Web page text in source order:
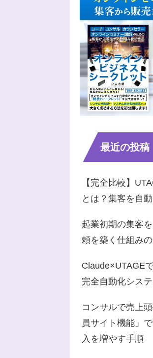
最近の投稿
【完全比較】
とは？集客を自
起業初期の集客
頼を築く仕組み
Claude×UTAGE
完全自動化シス
コンサルで売上
員サイト機能」
入を増やす手順